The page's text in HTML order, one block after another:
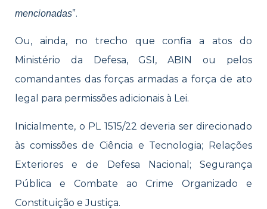
mencionadas”.
Ou, ainda, no trecho que confia a atos do
Ministério da Defesa, GSI, ABIN ou pelos
comandantes das forças armadas a força de ato
legal para permissões adicionais à Lei.
Inicialmente, o PL 1515/22 deveria ser direcionado
às comissões de Ciência e Tecnologia; Relações
Exteriores e de Defesa Nacional; Segurança
Pública e Combate ao Crime Organizado e
Constituição e Justiça.